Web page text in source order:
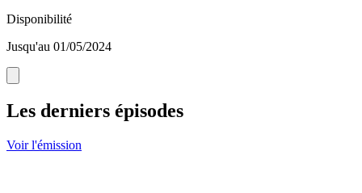
Disponibilité
Jusqu'au 01/05/2024
Les derniers épisodes
Voir l'émission